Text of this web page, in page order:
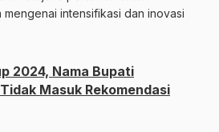
mengenai intensifikasi dan inovasi
2024, Nama Bupati
Masuk Rekomendasi